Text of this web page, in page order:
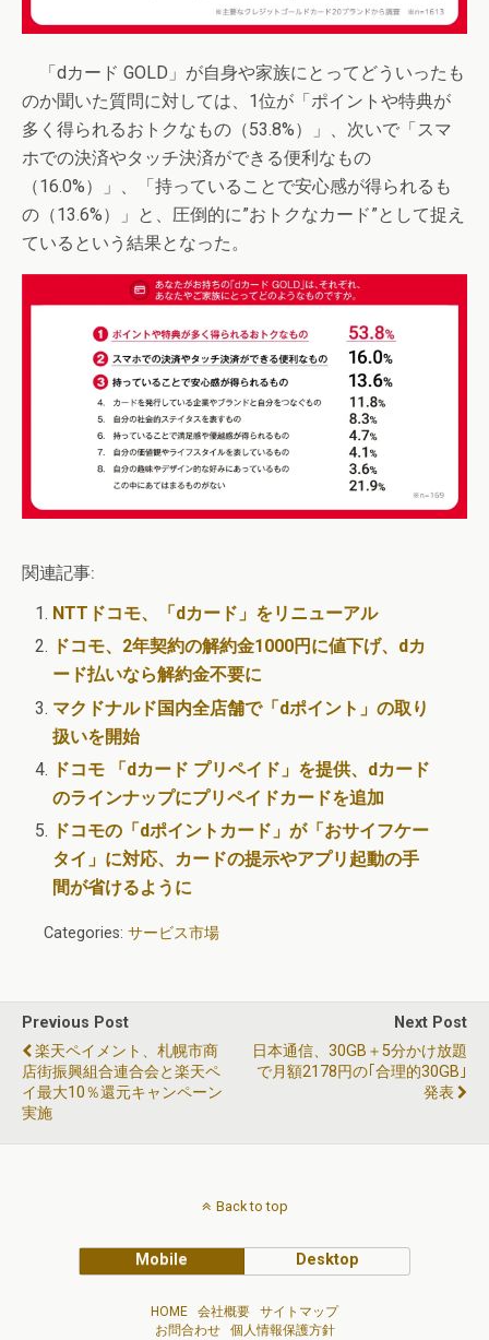
「dカード GOLD」が自身や家族にとってどういったも
のか聞いた質問に対しては、1位が「ポイントや特典が
多く得られるおトクなもの（53.8%）」、次いで「スマ
ホでの決済やタッチ決済ができる便利なもの
（16.0%）」、「持っていることで安心感が得られるも
の（13.6%）」と、圧倒的に”おトクなカード”として捉え
ているという結果となった。
関連記事:
NTTドコモ、「dカード」をリニューアル
ドコモ、2年契約の解約金1000円に値下げ、dカ
ード払いなら解約金不要に
マクドナルド国内全店舗で「dポイント」の取り
扱いを開始
ドコモ 「dカード プリペイド」を提供、dカード
のラインナップにプリペイドカードを追加
ドコモの「dポイントカード」が「おサイフケー
タイ」に対応、カードの提示やアプリ起動の手
間が省けるように
Categories: サービス市場
Previous Post
楽天ペイメント、札幌市商
店街振興組合連合会と楽天ペ
イ最大10％還元キャンペーン
実施
Next Post
日本通信、30GB＋5分かけ放題
で月額2178円の｢合理的30GB｣
発表
Back to top
Mobile Desktop
HOME 会社概要
サイトマップ
お問合わせ
個人情報保護方針